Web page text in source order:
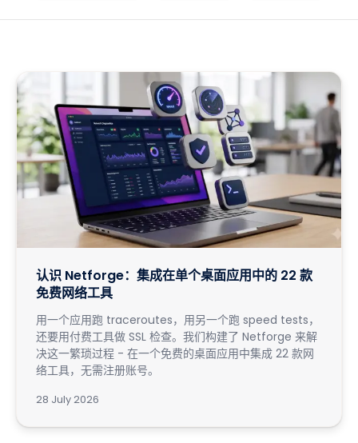
认识 Netforge：集成在单个桌面应用中的 22 款
免费网络工具
用一个应用跑 traceroutes，用另一个跑 speed tests，
还要用付费工具做 SSL 检查。我们构建了 Netforge 来解
决这一繁琐过程 - 在一个免费的桌面应用中集成 22 款网
络工具，无需注册账号。
28 July 2026